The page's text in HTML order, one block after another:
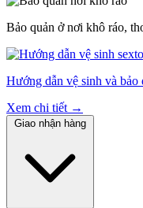
Bảo quản ở nơi khô ráo,
Hướng dẫn vệ sinh và bảo
Xem chi tiết →
Giao nhận hàng